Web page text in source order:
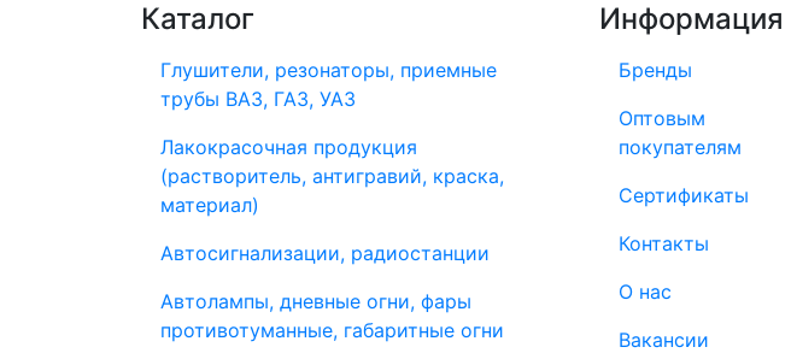
Каталог
Глушители, резонаторы, приемные
трубы ВАЗ, ГАЗ, УАЗ
Лакокрасочная продукция
(растворитель, антигравий, краска,
материал)
Автосигнализации, радиостанции
Автолампы, дневные огни, фары
противотуманные, габаритные огни
Информация
Бренды
Оптовым
покупателям
Сертификаты
Контакты
О нас
Вакансии